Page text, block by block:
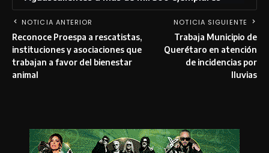
NOTICIA ANTERIOR
Reconoce Proespa a rescatistas,
instituciones y asociaciones que
trabajan a favor del bienestar
animal
NOTICIA SIGUIENTE
Trabaja Municipio de
Querétaro en atención
de incidencias por
lluvias